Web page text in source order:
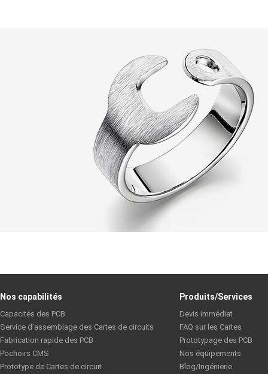
Nos capabilités
Capacités des PCB
Service d’assemblage des Cartes de circuits
Fabrication rapide des PCB
Pochoirs CMS
Prototype de Cartes de circuit
Produits/Services
Devis immédiat
FAQ sur les Cartes
Prototypage des PCB
Nos équipements
Blog/Ingénierie